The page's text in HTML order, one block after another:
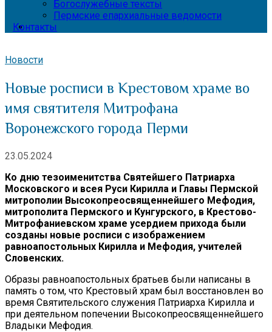
Богослужебные тексты
Пермские епархиальные ведомости
Контакты
Новости
Новые росписи в Крестовом храме во
имя святителя Митрофана
Воронежского города Перми
23.05.2024
Ко дню тезоименитства Святейшего Патриарха
Московского и всея Руси Кирилла и Главы Пермской
митрополии Высокопреосвященнейшего Мефодия,
митрополита Пермского и Кунгурского, в Крестово-
Митрофаниевском храме усердием прихода были
созданы новые росписи с изображением
равноапостольных Кирилла и Мефодия, учителей
Словенских.
Образы равноапостольных братьев были написаны в
память о том, что Крестовый храм был восстановлен во
время Святительского служения Патриарха Кирилла и
при деятельном попечении Высокопреосвященнейшего
Владыки Мефодия.